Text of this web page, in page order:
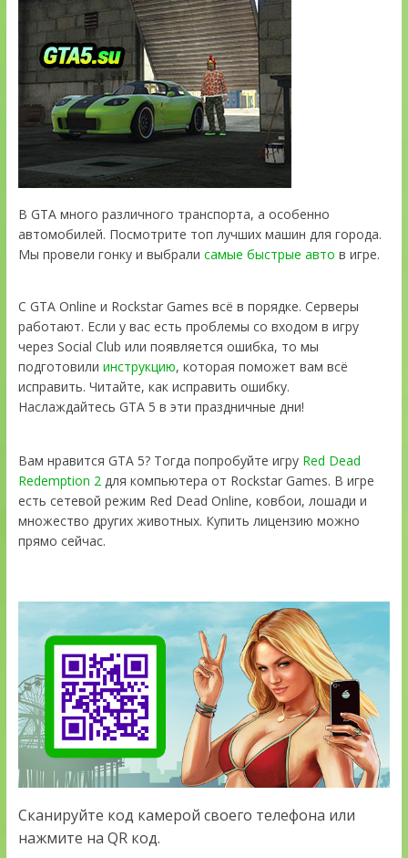
В GTA много различного транспорта, а особенно
автомобилей. Посмотрите топ лучших машин для города.
Мы провели гонку и выбрали самые быстрые авто в игре.
С GTA Online и Rockstar Games всё в порядке. Серверы
работают. Если у вас есть проблемы со входом в игру
через Social Club или появляется ошибка, то мы
подготовили инструкцию, которая поможет вам всё
исправить. Читайте, как исправить ошибку.
Наслаждайтесь GTA 5 в эти праздничные дни!
Вам нравится GTA 5? Тогда попробуйте игру Red Dead
Redemption 2для компьютера от Rockstar Games. В игре
есть сетевой режим Red Dead Online, ковбои, лошади и
множество других животных. Купить лицензию можно
прямо сейчас.
Сканируйте код камерой своего телефона или
нажмите на QR код.